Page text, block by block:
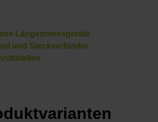
Längenmessgeräte
und Steckverbinder